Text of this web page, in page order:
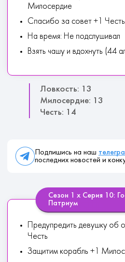
Милосердие
Спасибо за совет +1 Честь
На время: Не подслушивал
Взять чашу и вдохнуть (44
Ловкость: 13
Милосердие: 13
Честь: 14
Подпишись на наш
последних новостей и
Сезон 1 х Серия 10:
Патриум
Предупредить девушку об
Честь
Защитим корабль +1